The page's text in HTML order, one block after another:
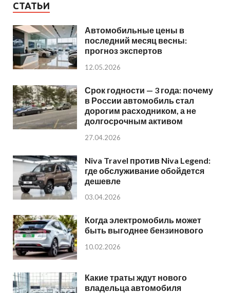
СТАТЬИ
Автомобильные цены в
последний месяц весны:
прогноз экспертов
12.05.2026
Срок годности — 3 года: почему
в России автомобиль стал
дорогим расходником, а не
долгосрочным активом
27.04.2026
Niva Travel против Niva Legend:
где обслуживание обойдется
дешевле
03.04.2026
Когда электромобиль может
быть выгоднее бензинового
10.02.2026
Какие траты ждут нового
владельца автомобиля